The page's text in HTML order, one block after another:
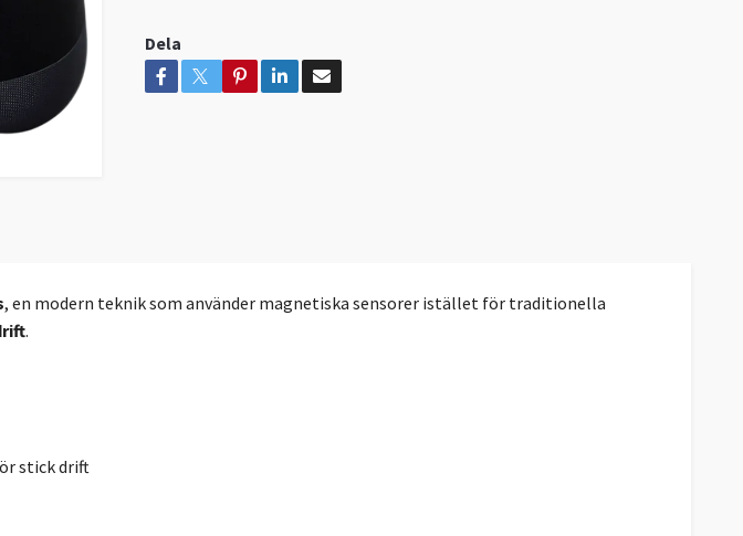
Dela
, en modern teknik som använder magnetiska sensorer istället för traditionella
.
stick drift